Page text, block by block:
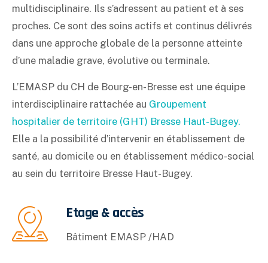
multidisciplinaire. Ils s’adressent au patient et à ses
proches. Ce sont des soins actifs et continus délivrés
dans une approche globale de la personne atteinte
d’une maladie grave, évolutive ou terminale.
L’EMASP du CH de Bourg-en-Bresse est une équipe
interdisciplinaire rattachée au Groupement
hospitalier de territoire (GHT) Bresse Haut-Bugey.
Elle a la possibilité d’intervenir en établissement de
santé, au domicile ou en établissement médico-social
au sein du territoire Bresse Haut-Bugey.
Etage & accès
Bâtiment EMASP /HAD